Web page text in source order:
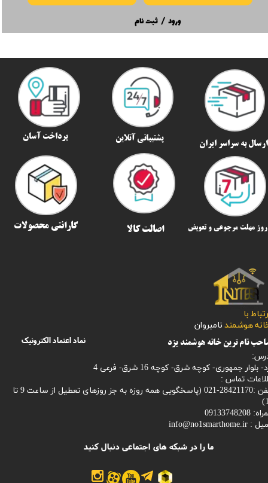
ورود / ثبت نام
با
هوشمند نامبروان
بلوار جمهوری- کوچه شرق- کوچه 16 شرق- فرعی 4
تماس :
021 (
پاسخگویی همه روزه به جز روزهای تعطیل از ساعت 9 تا
09133748208
:
info@no1smarthome.ir
ما را در شبکه های اجتماعی دنبال کنید
نماد اعتماد الکترونیک
ارسال به سراسر ایران​​​​​​​
پشتیبانی آنلاین پرداخت آسان
اصالت کالا گارانتی محصولات
نام ترین خانه هوشمند یزد